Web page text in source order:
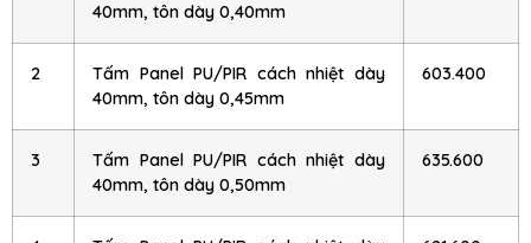
40mm, tôn dày 0,40mm
2
Tấm Panel PU/PIR cách nhiệt dày
40mm, tôn dày 0,45mm
603.400
3
Tấm Panel PU/PIR cách nhiệt dày
40mm, tôn dày 0,50mm
635.600